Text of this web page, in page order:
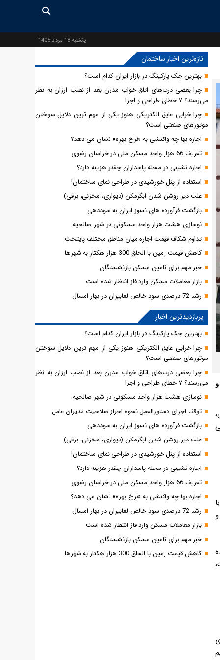
يكشنبه 18 مرداد 1405
اما طی سال ۹۷ تا ۱۴۰۰ با
تازه‌ترین اخبار ساختمان
بهترین جک پارکینگ در بازار ایران کدام است؟
چرا بعضی درب‌های اتاق خواب مدرن بعد از نصب ارزان به نظر
می‌رسند؟ ۷ خطای طراحی و اجرا
چرا خرابی عایق الکتریکی هنوز یکی از مهم‌ ترین دلایل سوختن
موتورهای صنعتی است؟
اجاره بها چه واکنشی به «نرخ بهره» نشان می دهد؟
تعریف 66 هزار واحد مسکن ملی در خراسان رضوی
اجاره نشینی در محله پاسداران چقدر هزینه دارد؟
استفاده از پنل خورشیدی در طراحی نمای ساختمان!
علت دیر روشن شدن ابگرمکن (دیواری، مخزنی، برقی)
بازگشت فرآورده های نسوز ایران به سوددهی
نوسازی هشت هزار واحد مسکونی در شهر صالحیه
تداوم شکاف قیمت اجاره میان مناطق مختلف پایتخت
کاهش قیمت زمین با الحاق 300 هزار هکتار به شهرها
خبر مهم برای تامین مسکن بازنشستگان
بازار معاملات مسکن وارد فاز انتظار شده است
رشد 72 درصدی سود خالص لعابیران در بهار امسال
پربازدیدترین اخبار
بهترین جک پارکینگ در بازار ایران کدام است؟
چرا خرابی عایق الکتریکی هنوز یکی از مهم‌ ترین دلایل سوختن
موتورهای صنعتی است؟
چرا بعضی درب‌های اتاق خواب مدرن بعد از نصب ارزان به نظر
می‌رسند؟ ۷ خطای طراحی و اجرا
نوسازی هشت هزار واحد مسکونی در شهر صالحیه
توقف اجرای دستورالعمل نحوه احراز صلاحیت مدیران عامل
بازگشت فرآورده های نسوز ایران به سوددهی
علت دیر روشن شدن ابگرمکن (دیواری، مخزنی، برقی)
استفاده از پنل خورشیدی در طراحی نمای ساختمان!
اجاره نشینی در محله پاسداران چقدر هزینه دارد؟
تعریف 66 هزار واحد مسکن ملی در خراسان رضوی
اجاره بها چه واکنشی به «نرخ بهره» نشان می دهد؟
رشد 72 درصدی سود خالص لعابیران در بهار امسال
بازار معاملات مسکن وارد فاز انتظار شده است
خبر مهم برای تامین مسکن بازنشستگان
کاهش قیمت زمین با الحاق 300 هزار هکتار به شهرها